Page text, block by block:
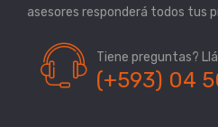
asesores responderá todos tus
Tiene preguntas?
(+593) 04